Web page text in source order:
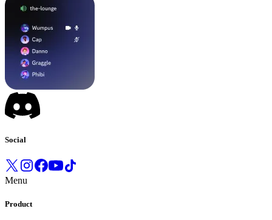
Social
Menu
Product